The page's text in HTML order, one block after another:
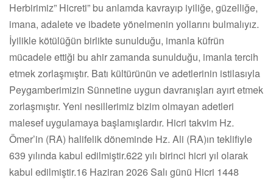
Herbirimiz” Hicreti” bu anlamda kavrayıp iyiliğe, güzelliğe,
imana, adalete ve ibadete yönelmenin yollarını bulmalıyız.
İyilikle kötülüğün birlikte sunulduğu, imanla küfrün
mücadele ettiği bu ahir zamanda sunulduğu, imanla tercih
etmek zorlaşmıştır. Batı kültürünün ve adetlerinin istilasıyla
Peygamberimizin Sünnetine uygun davranışları ayırt etmek
zorlaşmıştır. Yeni nesillerimiz bizim olmayan adetleri
malesef uygulamaya başlamışlardır. Hicri takvim Hz.
Ömer’in (RA) halifelik döneminde Hz. Ali (RA)ın teklifiyle
639 yılında kabul edilmiştir.622 yılı birinci hicri yıl olarak
kabul edilmiştir.16 Haziran 2026 Salı günü Hicri 1448